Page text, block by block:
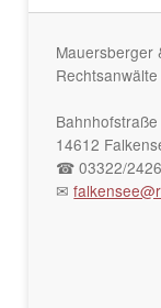
Mauersberger
Bahnhofstraße
14612
☎ 03322/
✉